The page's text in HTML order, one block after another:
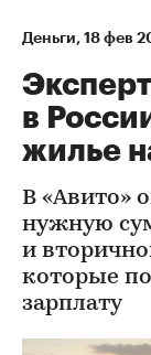
Деньги⁠, 18 фев
в
жилье
В «Авито»
нужную
и
которые
зарплату